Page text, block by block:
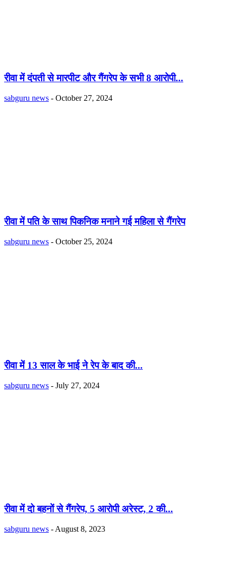
रीवा में दंपती से मारपीट और गैंगरेप के सभी 8 आरोपी...
sabguru news - October 27, 2024
रीवा में पति के साथ पिकनिक मनाने गई महिला से गैंगरेप
sabguru news - October 25, 2024
रीवा में 13 साल के भाई ने रेप के बाद की...
sabguru news - July 27, 2024
रीवा में दो बहनों से गैंगरेप, 5 आरोपी अरेस्ट, 2 की...
sabguru news - August 8, 2023